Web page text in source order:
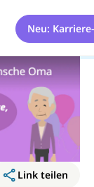
Neu:
Link teilen